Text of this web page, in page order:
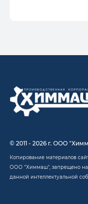
© 2011 - 2026 г. ООО
Копирование материалов
ООО "Химмаш", запрещено на
данной интеллектуальной